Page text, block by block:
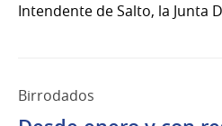
Intendente de Salto, la Junta
Birrodados